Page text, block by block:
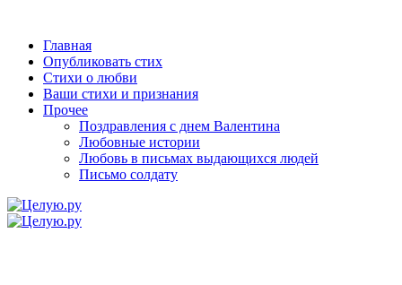
Главная
Опубликовать стих
Стихи о любви
Ваши стихи и признания
Прочее
Поздравления с днем Валентина
Любовные истории
Любовь в письмах выдающихся людей
Письмо солдату